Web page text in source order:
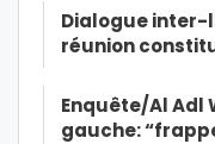
Dialogue inter-
réunion
Enquête/Al Adl
gauche: